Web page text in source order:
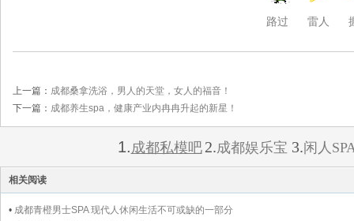
路过 雷人
上一篇： 成都桑拿洗浴，男人的天堂，女人的福音！
下一篇： 成都养生spa，健康产业内冉冉升起的新星！
1.成都私模吧 2.成都娱乐宝 3.闲人
相关阅读
• 成都青橙男士SPA 现代人休闲生活不可或缺的一部分